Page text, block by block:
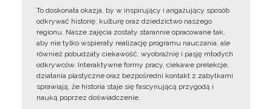
To doskonała okazja, by w inspirujący i angażujący sposób
odkrywać historię, kulturę oraz dziedzictwo naszego
regionu. Nasze zajęcia zostały starannie opracowane tak,
aby nie tylko wspierały realizację programu nauczania, ale
również pobudzały ciekawość, wyobraźnię i pasję młodych
odkrywców. Interaktywne formy pracy, ciekawe prelekcje,
działania plastyczne oraz bezpośredni kontakt z zabytkami
sprawiają, że historia staje się fascynującą przygodą i
nauką poprzez doświadczenie.